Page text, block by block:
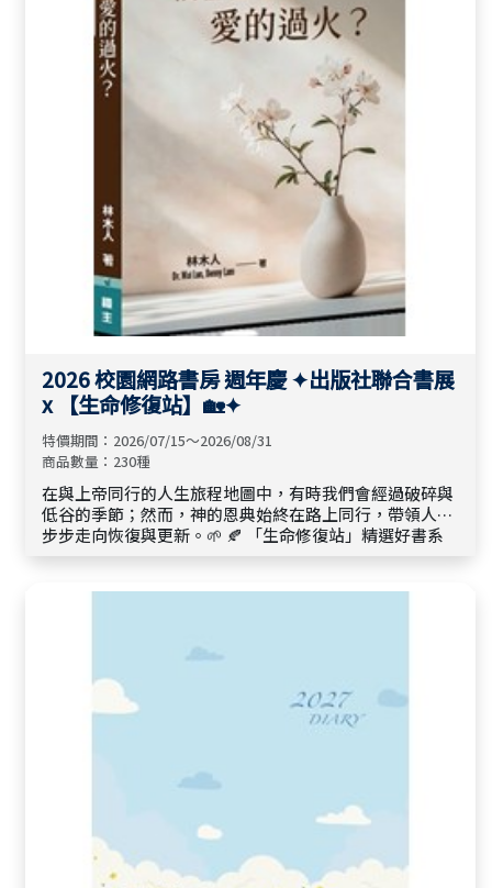
2026 校園網路書房 週年慶 ✦出版社聯合書展
x 【生命修復站】🏡✦
特價期間：2026/07/15～2026/08/31
商品數量：230種
在與上帝同行的人生旅程地圖中，有時我們會經過破碎與
低谷的季節；然而，神的恩典始終在路上同行，帶領人一
步步走向恢復與更新。🌱 🍂 「生命修復站」精選好書系
醫治心靈，重新校準生命方向，帶著信心與盼望再度前